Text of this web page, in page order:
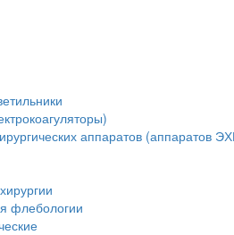
аппаратов (аппаратов
флебологии